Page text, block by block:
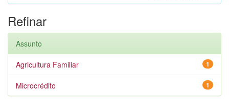
Refinar
Assunto
1
Agricultura Familiar
1
Microcrédito